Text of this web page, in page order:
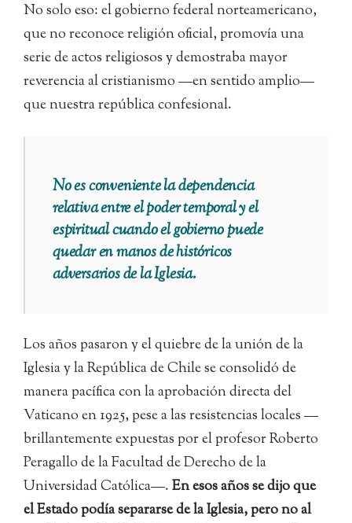
No solo eso: el gobierno federal norteamericano,
que no reconoce religión oficial, promovía una
serie de actos religiosos y demostraba mayor
reverencia al cristianismo —en sentido amplio—
que nuestra república confesional.
No es conveniente la dependencia
relativa entre el poder temporal y el
espiritual cuando el gobierno puede
quedar en manos de históricos
adversarios de la Iglesia.
Los años pasaron y el quiebre de la unión de la
Iglesia y la República de Chile se consolidó de
manera pacífica con la aprobación directa del
Vaticano en 1925, pese a las resistencias locales —
brillantemente expuestas por el profesor Roberto
Peragallo de la Facultad de Derecho de la
Universidad Católica—.En esos años se dijo que
el Estado podía separarse de la Iglesia, pero no al